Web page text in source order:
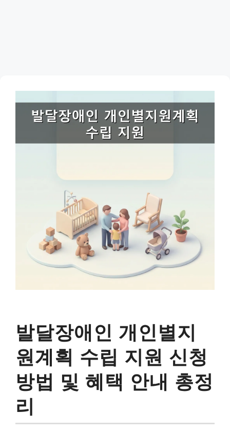
발달장애인 개인별지
원계획 수립 지원 신청
방법 및 혜택 안내 총정
리